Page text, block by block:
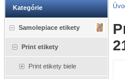
Kategórie
Samolepiace etikety
Print etikety
Print etikety biele